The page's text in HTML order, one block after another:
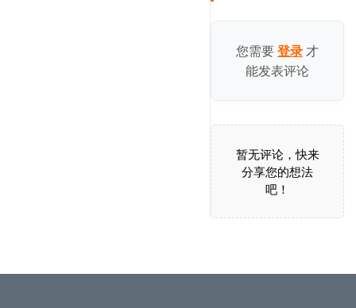
您需要 登录 才
能发表评论
暂无评论，快来
分享您的想法
吧！